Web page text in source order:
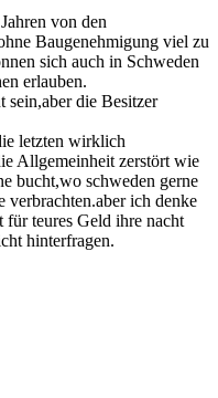
von den
Baugenehmigung viel zu
sich auch in Schweden
erlauben.
sein,aber die Besitzer
letzten wirklich
Allgemeinheit zerstört wie
bucht,wo schweden gerne
ich denke
für teures Geld ihre nacht
hinterfragen.